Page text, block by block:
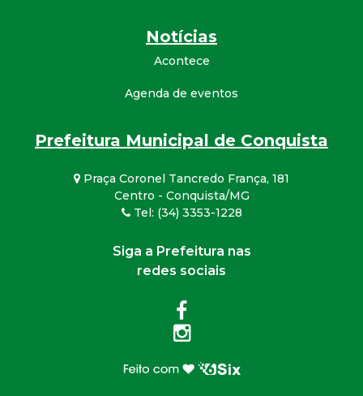
Notícias
Acontece
Agenda de eventos
Prefeitura Municipal de Conquista
Praça Coronel Tancredo França, 181
Centro - Conquista/MG
Tel: (34) 3353-1228
Siga a Prefeitura nas
redes sociais